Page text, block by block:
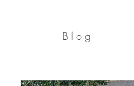
​B l o g